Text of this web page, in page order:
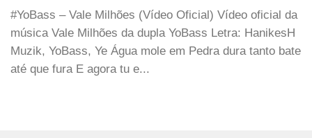
#YoBass – Vale Milhões (Vídeo Oficial) Vídeo oficial da
música Vale Milhões da dupla YoBass Letra: HanikesH
Muzik, YoBass, Ye Água mole em Pedra dura tanto bate
até que fura E agora tu e...